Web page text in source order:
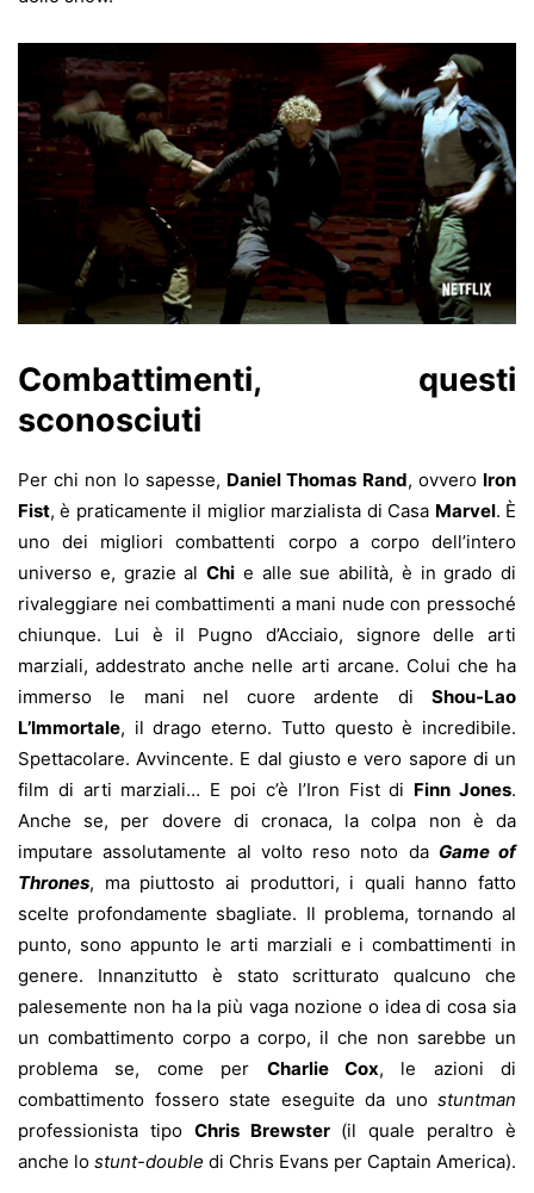
Combattimenti, questi
sconosciuti
Per chi non lo sapesse, Daniel Thomas Rand, ovvero Iron
Fist, è praticamente il miglior marzialista di Casa Marvel. È
uno dei migliori combattenti corpo a corpo dell’intero
universo e, grazie al Chi e alle sue abilità, è in grado di
rivaleggiare nei combattimenti a mani nude con pressoché
chiunque. Lui è il Pugno d’Acciaio, signore delle arti
marziali, addestrato anche nelle arti arcane. Colui che ha
immerso le mani nel cuore ardente di Shou-Lao
L’Immortale, il drago eterno. Tutto questo è incredibile.
Spettacolare. Avvincente. E dal giusto e vero sapore di un
film di arti marziali… E poi c’è l’Iron Fist di Finn Jones.
Anche se, per dovere di cronaca, la colpa non è da
imputare assolutamente al volto reso noto da Game of
Thrones, ma piuttosto ai produttori, i quali hanno fatto
scelte profondamente sbagliate. Il problema, tornando al
punto, sono appunto le arti marziali e i combattimenti in
genere. Innanzitutto è stato scritturato qualcuno che
palesemente non ha la più vaga nozione o idea di cosa sia
un combattimento corpo a corpo, il che non sarebbe un
problema se, come per Charlie Cox, le azioni di
combattimento fossero state eseguite da uno stuntman
professionista tipo Chris Brewster(il quale peraltro è
anche lo stunt-double di Chris Evans per Captain America).